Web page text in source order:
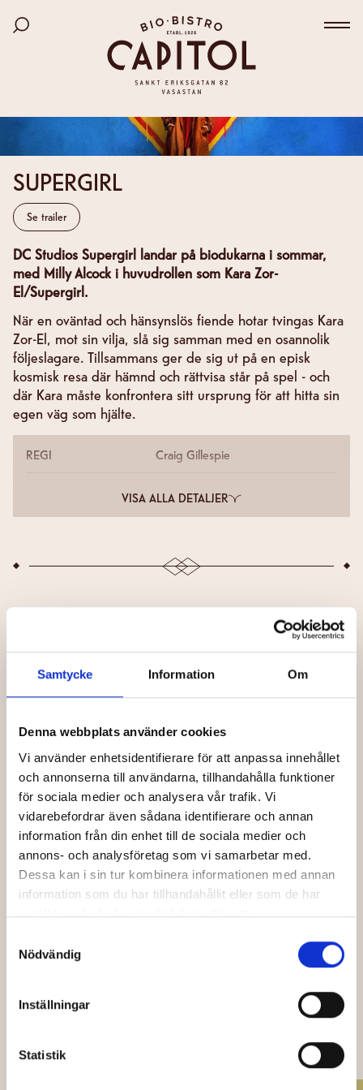
Samtycke Information Om
Denna webbplats använder cookies
Vi använder enhetsidentifierare för att anpassa innehållet
och annonserna till användarna, tillhandahålla funktioner
för sociala medier och analysera vår trafik. Vi
vidarebefordrar även sådana identifierare och annan
information från din enhet till de sociala medier och
annons- och analysföretag som vi samarbetar med.
Dessa kan i sin tur kombinera informationen med annan
information som du har tillhandahållit eller som de har
samlat in när du har använt deras tjänster.
Nödvändig
Inställningar
Statistik
huvudinnehåll
Bio Capitol
Sök bland filmer
SUPERGIRL
Se trailer
DC Studios Supergirl landar på biodukarna i sommar,
med Milly Alcock i huvudrollen som Kara Zor-
El/Supergirl.
När en oväntad och hänsynslös fiende hotar tvingas Kara
Zor-El, mot sin vilja, slå sig samman med en osannolik
följeslagare. Tillsammans ger de sig ut på en episk
kosmisk resa där hämnd och rättvisa står på spel - och
där Kara måste konfrontera sitt ursprung för att hitta sin
egen väg som hjälte.
REGI Craig Gillespie
VISA ALLA DETALJER
INGA SCHEMALAGDA VISNINGAR FINNS
Prenumerera på nyhetsbrevet och få information om
Förnamn
Efternamn
Din e-post
integritetspolicy
OCKSÅ PÅ CAPITOL